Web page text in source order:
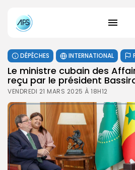
DÉPÊCHES INTERNATIONAL
Le ministre cubain des
reçu par le président
VENDREDI 21 MARS 2025 À 18H12